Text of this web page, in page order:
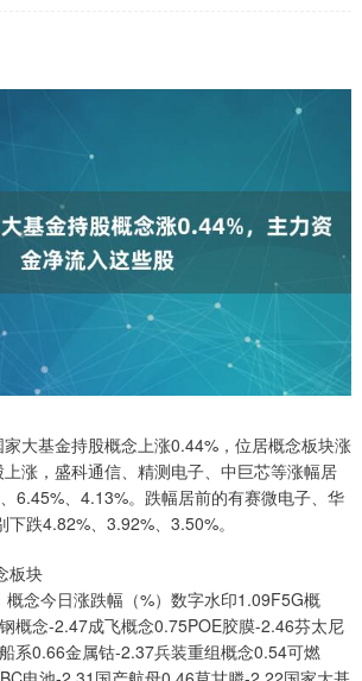
大基金持股概念上涨0.44%，位居概念板块涨
涨，盛科通信、精测电子、中巨芯等涨幅居
6.45%、4.13%。跌幅居前的有赛微电子、华
跌4.82%、3.92%、3.50%。
板块
概念今日涨跌幅（%）数字水印1.09F5G概
概念-2.47成飞概念0.75POE胶膜-2.46芬太尼
系0.66金属钴-2.37兵装重组概念0.54可燃